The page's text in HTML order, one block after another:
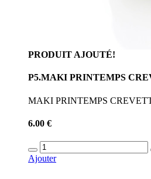
PRODUIT AJOUTÉ!
P5.MAKI PRINTEMPS
MAKI PRINTEMPS
6.00 €
Ajouter